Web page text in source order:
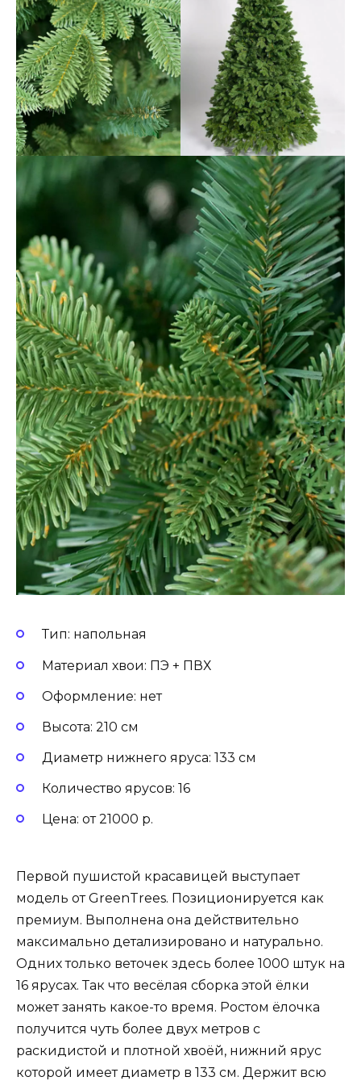
Тип: напольная
Материал хвои: ПЭ + ПВХ
Оформление: нет
Высота: 210 см
Диаметр нижнего яруса: 133 см
Количество ярусов: 16
Цена: от 21000 р.
Первой пушистой красавицей выступает
модель от GreenTrees. Позиционируется как
премиум. Выполнена она действительно
максимально детализировано и натурально.
Одних только веточек здесь более 1000 штук на
16 ярусах. Так что весёлая сборка этой ёлки
может занять какое-то время. Ростом ёлочка
получится чуть более двух метров с
раскидистой и плотной хвоёй, нижний ярус
которой имеет диаметр в 133 см. Держит всю